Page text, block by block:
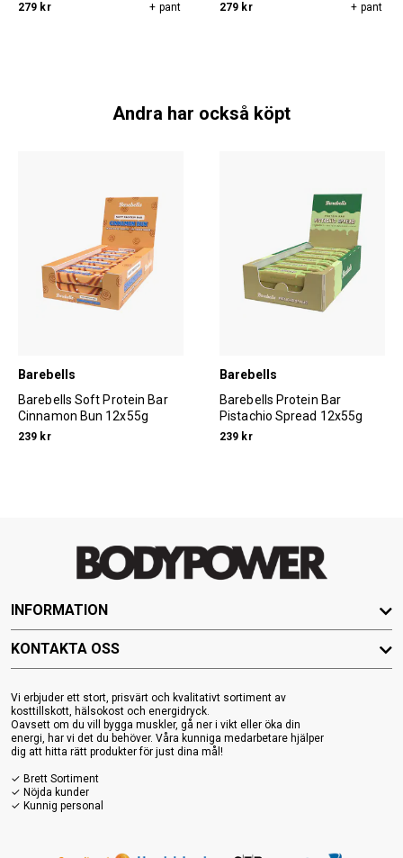
279 kr + pant 279 kr + pant
Andra har också köpt
Barebells
Barebells Soft Protein Bar
Cinnamon Bun 12x55g
239 kr
Barebells
Barebells Protein Bar
Pistachio Spread 12x55g
239 kr
Vi erbjuder ett stort, prisvärt och kvalitativt sortiment av
kosttillskott, hälsokost och energidryck.
Oavsett om du vill bygga muskler, gå ner i vikt eller öka din
energi, har vi det du behöver. Våra kunniga medarbetare hjälper
dig att hitta rätt produkter för just dina mål!
✓ Brett Sortiment
✓ Nöjda kunder
✓ Kunnig personal
INFORMATION
KONTAKTA OSS